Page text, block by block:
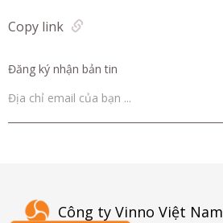
Copy link
Đăng ký nhận bản tin
Công ty Vinno Việt Nam